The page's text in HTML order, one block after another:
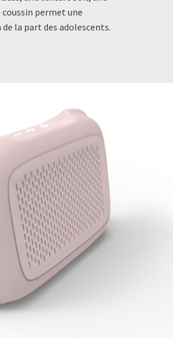
permet une
la part des adolescents.